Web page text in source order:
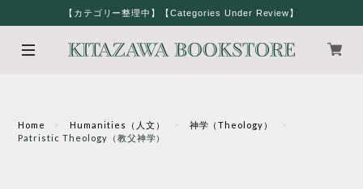
【カテゴリー整理中】【Categories Under Review】
Home Humanities（人文）
神学（Theology）
Patristic Theology（教父神学）